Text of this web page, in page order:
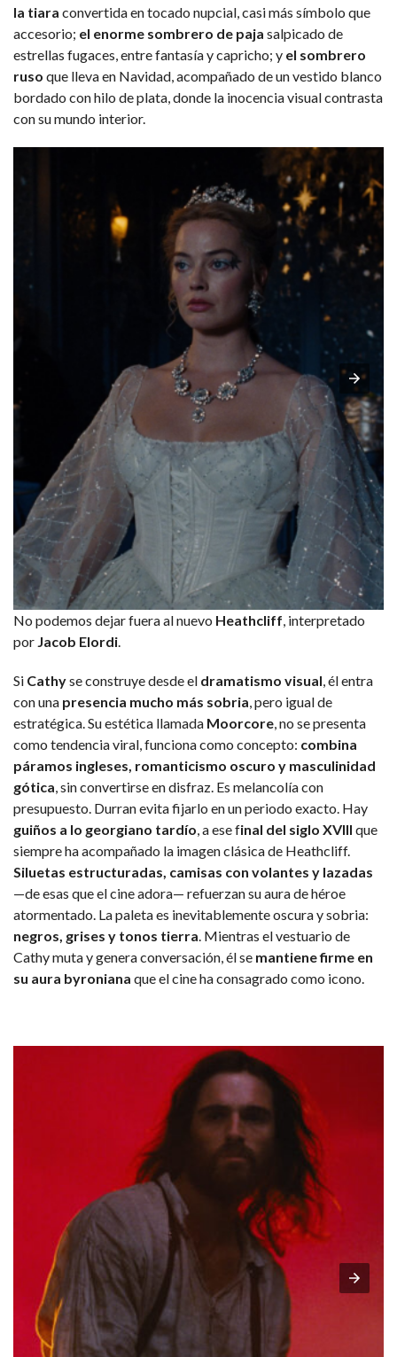
la tiara convertida en tocado nupcial, casi más símbolo que
accesorio; el enorme sombrero de paja salpicado de
estrellas fugaces, entre fantasía y capricho; y el sombrero
ruso que lleva en Navidad, acompañado de un vestido blanco
bordado con hilo de plata, donde la inocencia visual contrasta
con su mundo interior.
No podemos dejar fuera al nuevo Heathcliff, interpretado
por Jacob Elordi.
Si Cathyse construye desde el dramatismo visual, él entra
con una presencia mucho más sobria, pero igual de
estratégica. Su estética llamada Moorcore, no se presenta
como tendencia viral, funciona como concepto: combina
páramos ingleses, romanticismo oscuro y masculinidad
gótica, sin convertirse en disfraz. Es melancolía con
presupuesto. Durran evita fijarlo en un periodo exacto. Hay
guiños a lo georgiano tardío, a ese final del siglo XVIII que
siempre ha acompañado la imagen clásica de Heathcliff.
Siluetas estructuradas, camisas con volantes y lazadas
—de esas que el cine adora— refuerzan su aura de héroe
atormentado. La paleta es inevitablemente oscura y sobria:
negros, grises y tonos tierra. Mientras el vestuario de
Cathy muta y genera conversación, él se mantiene firme en
su aura byroniana que el cine ha consagrado como icono.